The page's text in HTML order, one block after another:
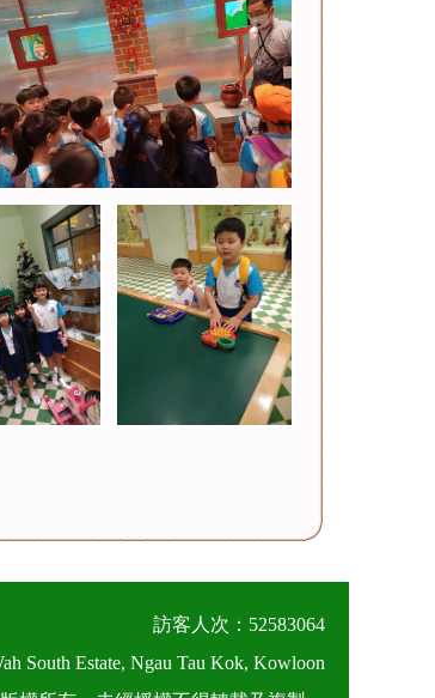
訪客人次：52583064
South Estate, Ngau Tau Kok, Kowloon